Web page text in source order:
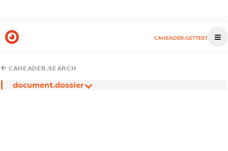
CAHEADER.GETTEST
CAHEADER.SEARCH
document.dossier